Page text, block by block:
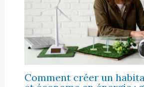
Comment créer un